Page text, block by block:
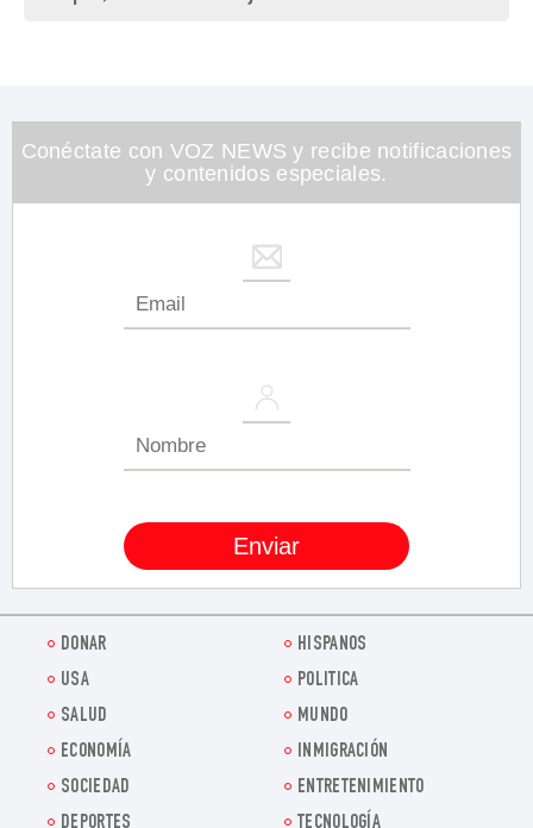
Conéctate con VOZ NEWS y recibe notificaciones
y contenidos especiales.
DONAR
HISPANOS
USA
POLITICA
SALUD
MUNDO
ECONOMÍA
INMIGRACIÓN
SOCIEDAD
ENTRETENIMIENTO